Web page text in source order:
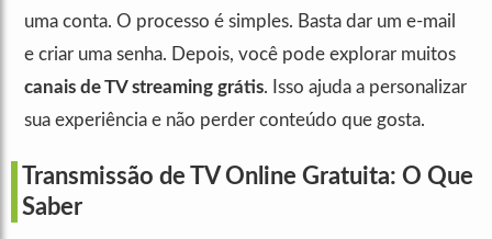
uma conta. O processo é simples. Basta dar um e-mail
e criar uma senha. Depois, você pode explorar muitos
canais de TV streaming grátis. Isso ajuda a personalizar
sua experiência e não perder conteúdo que gosta.
Transmissão de TV Online Gratuita: O Que
Saber